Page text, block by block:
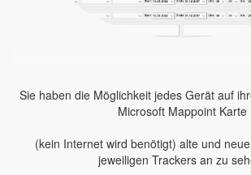
Sie haben die Möglichkeit jedes Gerät auf
Microsoft Mappoint Karte
(kein Internet wird benötigt) alte und
jeweiligen Trackers an zu